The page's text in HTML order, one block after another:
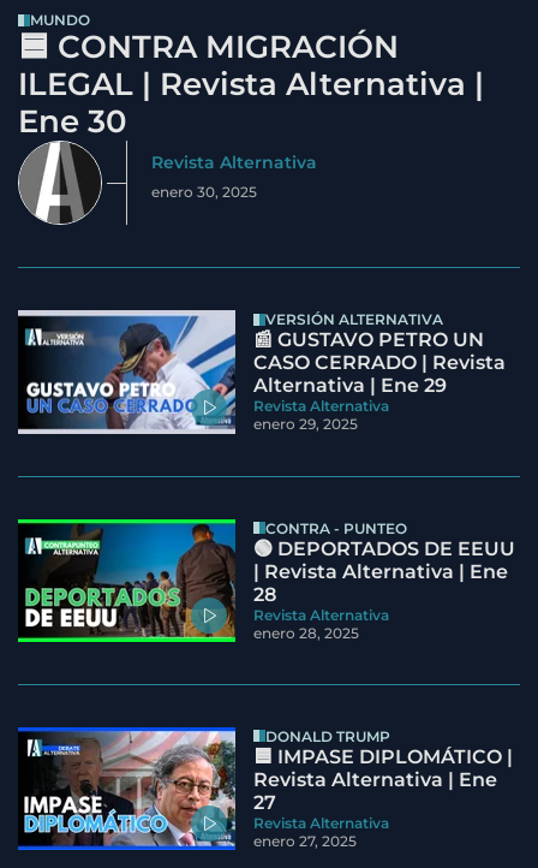
MUNDO
🟦 CONTRA MIGRACIÓN
ILEGAL | Revista Alternativa |
Ene 30
Revista Alternativa
enero 30, 2025
VERSIÓN ALTERNATIVA
📰 GUSTAVO PETRO UN
CASO CERRADO | Revista
Alternativa | Ene 29
Revista Alternativa
enero 29, 2025
CONTRA - PUNTEO
🟢 DEPORTADOS DE EEUU
| Revista Alternativa | Ene
28
Revista Alternativa
enero 28, 2025
DONALD TRUMP
🟦 IMPASE DIPLOMÁTICO |
Revista Alternativa | Ene
27
Revista Alternativa
enero 27, 2025